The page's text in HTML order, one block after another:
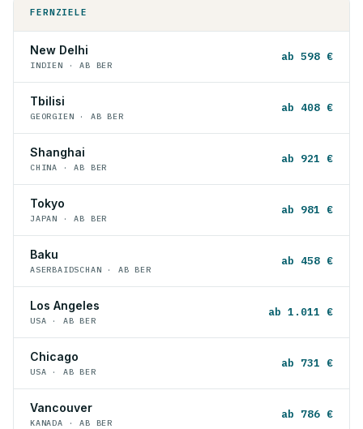
FERNZIELE
New Delhi
INDIEN · AB BER
ab 598 €
Tbilisi
GEORGIEN · AB BER
ab 408 €
Shanghai
CHINA · AB BER
ab 921 €
Tokyo
JAPAN · AB BER
ab 981 €
Baku
ASERBAIDSCHAN · AB BER
ab 458 €
Los Angeles
USA · AB BER
ab 1.011 €
Chicago
USA · AB BER
ab 731 €
Vancouver
KANADA · AB BER
ab 786 €